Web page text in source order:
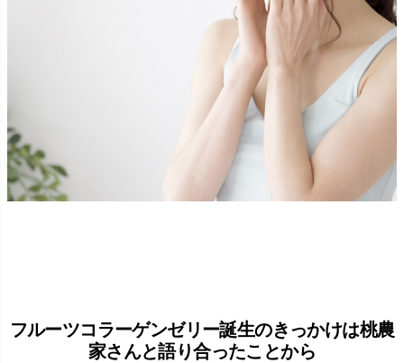
フルーツコラーゲンゼリー誕生のきっかけは桃農
家さんと語り合ったことから